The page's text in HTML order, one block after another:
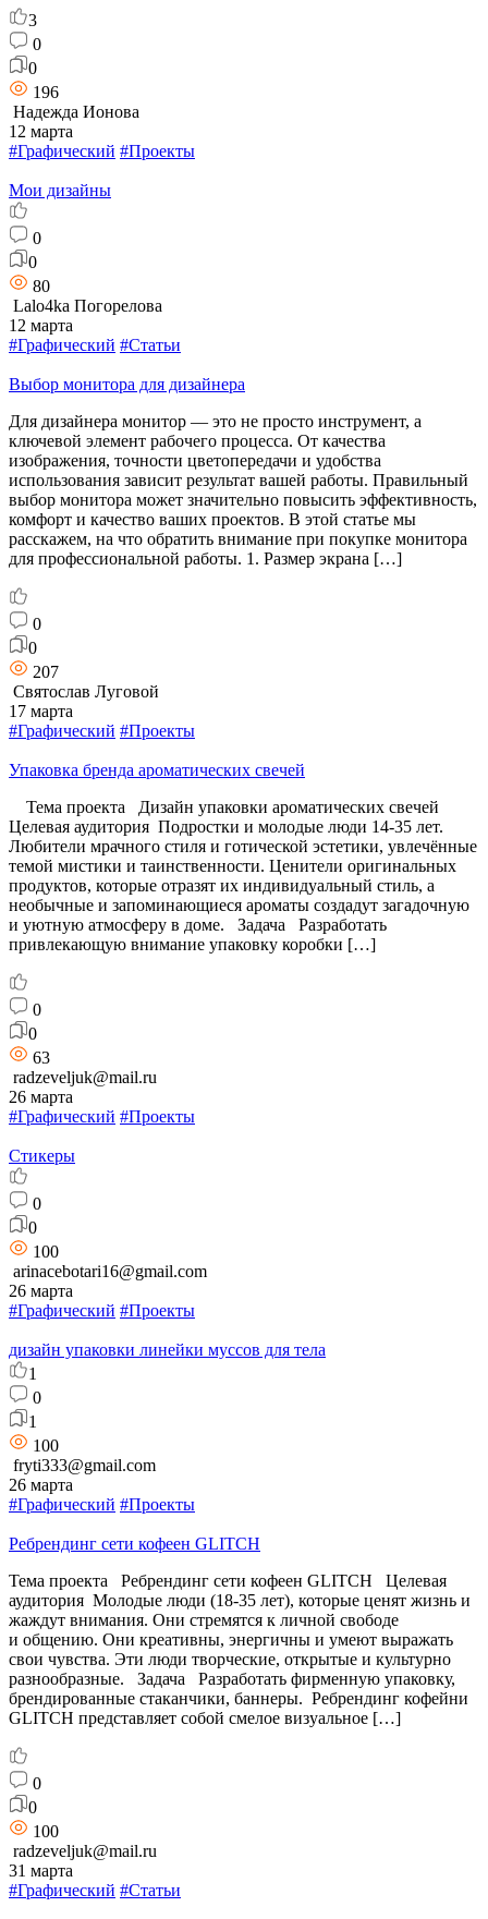
3
0
0
196
Надежда Ионова
12 марта
#Графический #Проекты
Мои дизайны
0
0
80
Lalo4ka Погорелова
12 марта
#Графический #Статьи
Выбор монитора для дизайнера
Для дизайнера монитор — это не просто инструмент, а
ключевой элемент рабочего процесса. От качества
изображения, точности цветопередачи и удобства
использования зависит результат вашей работы. Правильный
выбор монитора может значительно повысить эффективность,
комфорт и качество ваших проектов. В этой статье мы
расскажем, на что обратить внимание при покупке монитора
для профессиональной работы. 1. Размер экрана […]
0
0
207
Святослав Луговой
17 марта
#Графический #Проекты
Упаковка бренда ароматических свечей
Тема проекта Дизайн упаковки ароматических свечей
Целевая аудитория Подростки и молодые люди 14-35 лет.
Любители мрачного стиля и готической эстетики, увлечённые
темой мистики и таинственности. Ценители оригинальных
продуктов, которые отразят их индивидуальный стиль, а
необычные и запоминающиеся ароматы создадут загадочную
и уютную атмосферу в доме. Задача Разработать
привлекающую внимание упаковку коробки […]
0
0
63
radzeveljuk@mail.ru
26 марта
#Графический #Проекты
Стикеры
0
0
100
arinacebotari16@gmail.com
26 марта
#Графический #Проекты
дизайн упаковки линейки муссов для тела
1
0
1
100
fryti333@gmail.com
26 марта
#Графический #Проекты
Ребрендинг сети кофеен GLITCH
Тема проекта Ребрендинг сети кофеен GLITCH Целевая
аудитория Молодые люди (18-35 лет), которые ценят жизнь и
жаждут внимания. Они стремятся к личной свободе
и общению. Они креативны, энергичны и умеют выражать
свои чувства. Эти люди творческие, открытые и культурно
разнообразные. Задача Разработать фирменную упаковку,
брендированные стаканчики, баннеры. Ребрендинг кофейни
GLITCH представляет собой смелое визуальное […]
0
0
100
radzeveljuk@mail.ru
31 марта
#Графический #Статьи